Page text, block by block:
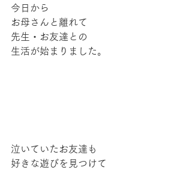
今日から
お母さんと離れて
先生・お友達との
生活が始まりました。
泣いていたお友達も
好きな遊びを見つけて